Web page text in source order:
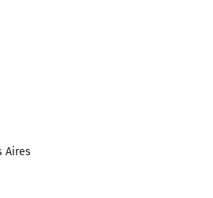
Aires